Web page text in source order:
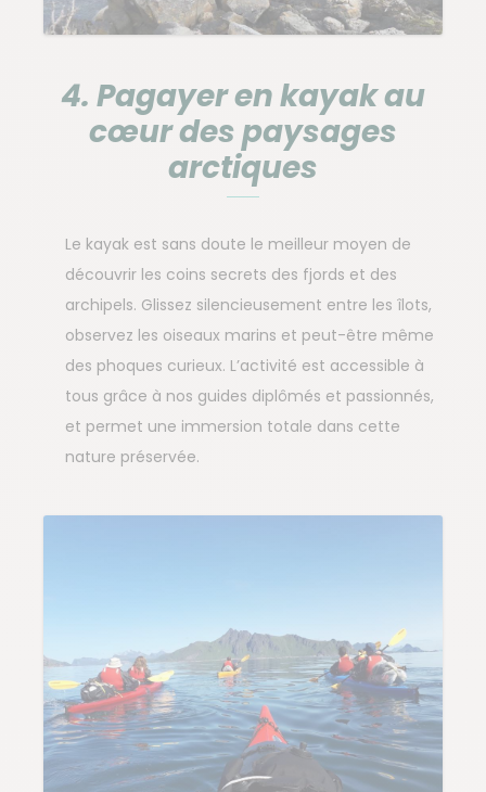
4. Pagayer en kayak au
cœur des paysages
arctiques
Le kayak est sans doute le meilleur moyen de
découvrir les coins secrets des fjords et des
archipels. Glissez silencieusement entre les îlots,
observez les oiseaux marins et peut-être même
des phoques curieux. L’activité est accessible à
tous grâce à nos guides diplômés et passionnés,
et permet une immersion totale dans cette
nature préservée.